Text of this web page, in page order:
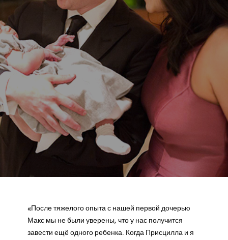
«После тяжелого опыта с нашей первой дочерью
Макс мы не были уверены, что у нас получится
завести ещё одного ребенка. Когда Присцилла и я